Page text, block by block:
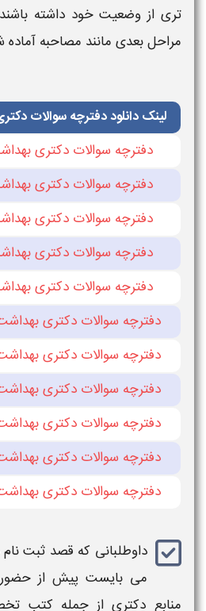
تری از وضعیت خود داشته
مراحل بعدی مانند مصاحبه آماده
لینک دانلود دفترچه سوالات
دفترچه سوالات دکتری
دفترچه سوالات دکتری
دفترچه سوالات دکتری
دفترچه سوالات دکتری
دفترچه سوالات دکتری
دفترچه سوالات دکتری بهداشت
دفترچه سوالات دکتری بهداشت
دفترچه سوالات دکتری بهداشت
دفترچه سوالات دکتری بهداشت
دفترچه سوالات دکتری بهداشت
دفترچه سوالات دکتری بهداشت
داوطلبانی که قصد ثبت نام
می‌ بایست پیش از
منابع دکتریاز جمله کتب